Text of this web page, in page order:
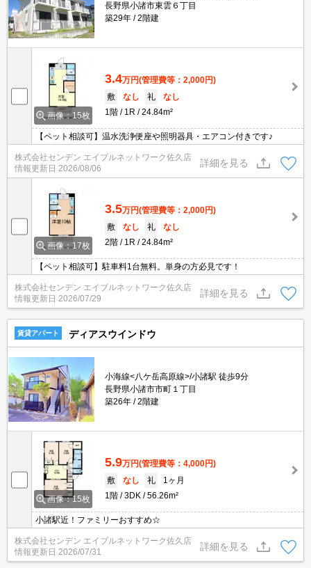
長野県小諸市東雲６丁目
築29年
2階建
画像：15枚
3.4万円(管理費等：2,000円)
敷
なし 礼
なし
1階
1R 24.84m²
【ペット相談可】温水洗浄便座や照明器具・エアコン付きです♪
株式会社センデン エイブルネットワーク佐久店
情報更新日 2026/08/06
詳細を見る
画像：17枚
3.5万円(管理費等：2,000円)
敷
なし 礼
なし
2階
1R 24.84m²
【ペット相談可】駐車料1台無料。単身の方必見です！
株式会社センデン エイブルネットワーク佐久店
情報更新日 2026/07/29
詳細を見る
賃貸アパート ディアスウインドウ
小海線<八ケ岳高原線>/小諸駅 徒歩9分
長野県小諸市市町１丁目
築26年
2階建
画像：15枚
5.9万円(管理費等：4,000円)
敷
なし 礼
1ヶ月
1階
3DK 56.26m²
小諸駅近！ファミリーおすすめ☆
株式会社センデン エイブルネットワーク佐久店
情報更新日 2026/07/31
詳細を見る